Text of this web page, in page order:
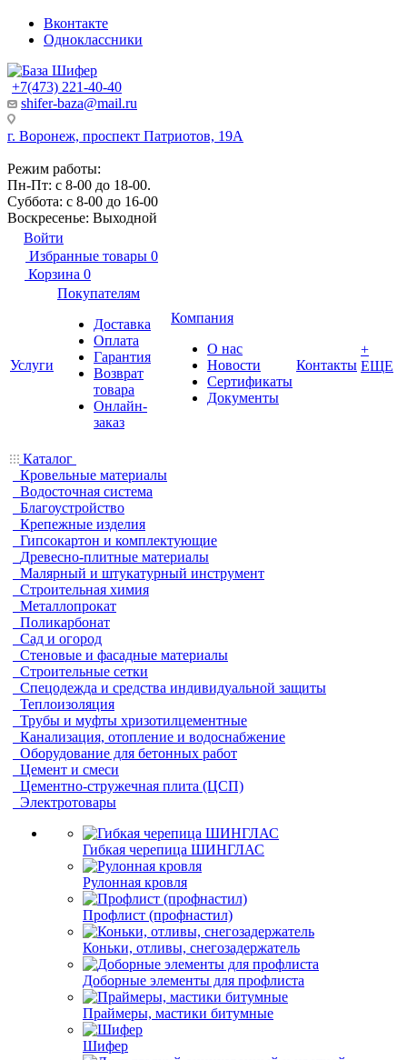
Вконтакте
Одноклассники
+7(473) 221-40-40
shifer-baza@mail.ru
г. Воронеж, проспект Патриотов, 19А
Режим работы:
Пн-Пт: с 8-00 до 18-00.
Суббота: с 8-00 до 16-00
Воскресенье: Выходной
Войти
Избранные товары 0
Корзина 0
Услуги
Покупателям
Доставка
Оплата
Гарантия
Возврат
товара
Онлайн-
заказ
Компания
О нас
Новости
Сертификаты
Документы
Контакты
+
ЕЩЕ
Каталог
Кровельные материалы
Водосточная система
Благоустройство
Крепежные изделия
Гипсокартон и комплектующие
Древесно-плитные материалы
Малярный и штукатурный инструмент
Строительная химия
Металлопрокат
Поликарбонат
Сад и огород
Стеновые и фасадные материалы
Строительные сетки
Спецодежда и средства индивидуальной защиты
Теплоизоляция
Трубы и муфты хризотилцементные
Канализация, отопление и водоснабжение
Оборудование для бетонных работ
Цемент и смеси
Цементно-стружечная плита (ЦСП)
Электротовары
Гибкая черепица ШИНГЛАС
Рулонная кровля
Профлист (профнастил)
Коньки, отливы, снегозадержатель
Доборные элементы для профлиста
Праймеры, мастики битумные
Шифер